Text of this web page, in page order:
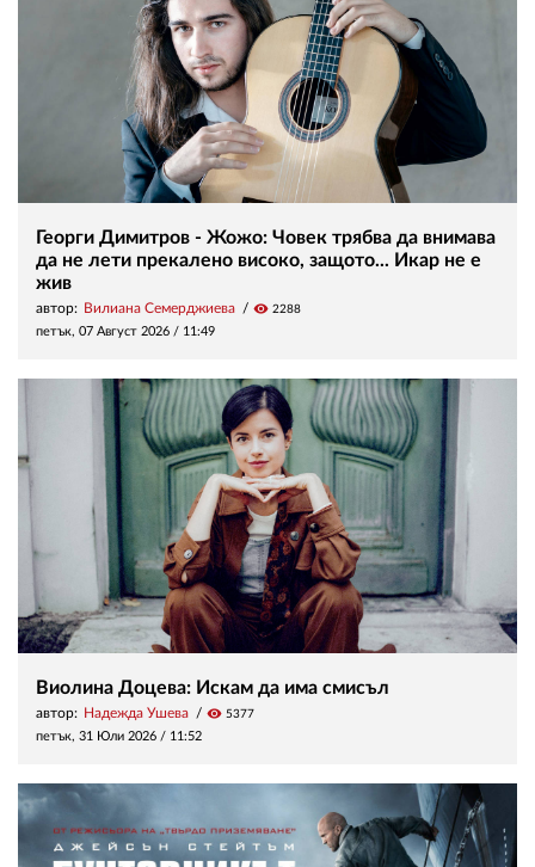
Георги Димитров - Жожо: Човек трябва да внимава
да не лети прекалено високо, защото... Икар не е
жив
автор: Вилиана Семерджиева visibility 2288
петък, 07 Август 2026 / 11:49
Виолина Доцева: Искам да има смисъл
автор: Надежда Ушева visibility 5377
петък, 31 Юли 2026 / 11:52